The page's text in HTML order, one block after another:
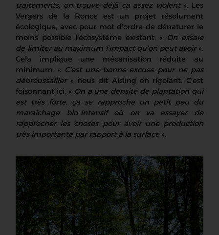
traitements, on trouve déjà ça assez violent». Les
Vergers de la Ronce est un projet résolument
écologique, avec pour mot d’ordre de dénaturer le
moins possible l’écosystème existant, « On essaie
de limiter au maximum l’impact qu’on peut avoir».
Cela implique une mécanisation réduite au
minimum. « C’est une bonne excuse pour ne pas
débroussailler» nous dit Aisling en rigolant. C’est
foisonnant ici, « On a une densité de plantation qui
est très forte, ça se rapproche un petit peu du
maraîchage bio-intensif où on va essayer de
rapprocher les choses pour avoir une production
très importante par rapport à la surface».